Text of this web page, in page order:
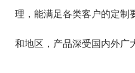
理，能满足各类客户的定制
和地区，产品深受国内外广